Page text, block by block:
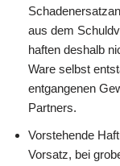
aus dem
haften deshalb
Ware selbst
entgangenen
Partners.
Vorstehende
Vorsatz, bei